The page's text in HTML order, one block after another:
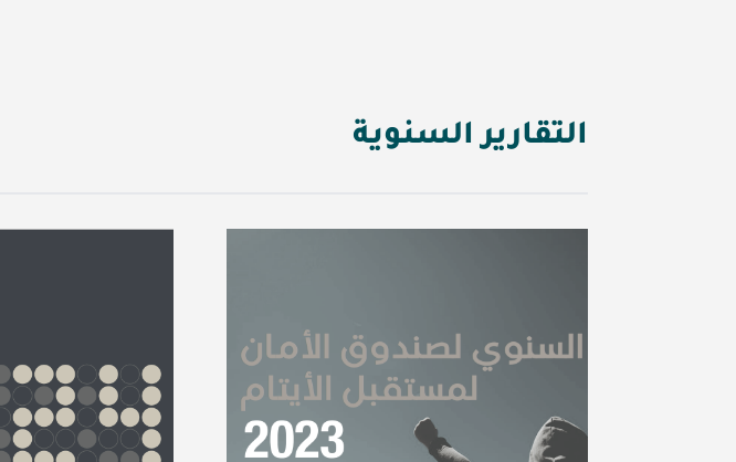
التقارير السنوية